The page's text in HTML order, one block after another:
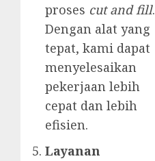
proses cut and fill.
Dengan alat yang
tepat, kami dapat
menyelesaikan
pekerjaan lebih
cepat dan lebih
efisien.
Layanan